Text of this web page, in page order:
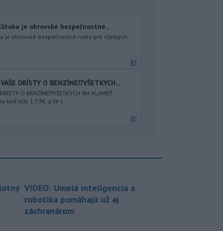
je obrovské bezpečnostné...
je obrovské bezpečnostné riziko pre všetkých
DRÍSTY O BENZÍNE⁉️VŠETKÝCH...
O BENZÍNE⁉️VŠETKÝCH IBA KLAME‼️
keď stál 1,53€, a že s...
VIDEO: Umelá inteligencia a
robotika pomáhajú už aj
záchranárom